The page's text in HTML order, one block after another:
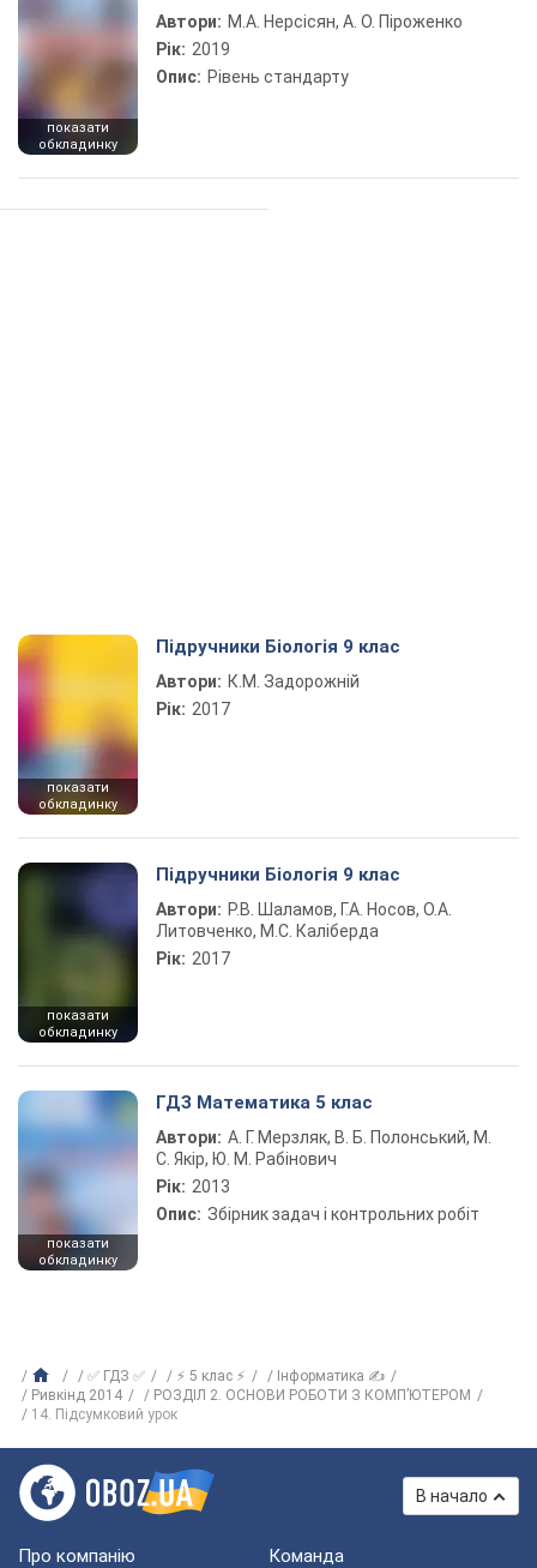
показати
обкладинку
Автори: М.А. Нерсісян, А. О. Піроженко
Рік: 2019
Опис: Рівень стандарту
показати
обкладинку
Підручники Біологія 9 клас
Автори: К.М. Задорожній
Рік: 2017
показати
обкладинку
Підручники Біологія 9 клас
Автори: Р.В. Шаламов, Г.А. Носов, О.А.
Литовченко, М.С. Каліберда
Рік: 2017
показати
обкладинку
ГДЗ Математика 5 клас
Автори: А. Г. Мерзляк, В. Б. Полонський, М.
С. Якір, Ю. М. Рабінович
Рік: 2013
Опис: Збірник задач і контрольних робіт
✅ ГДЗ ✅ ⚡ 5 клас ⚡
Інформатика ✍
Ривкінд 2014
РОЗДІЛ 2. ОСНОВИ РОБОТИ З КОМП’ЮТЕРОМ
14. Підсумковий урок
В начало
Про компанію Команда